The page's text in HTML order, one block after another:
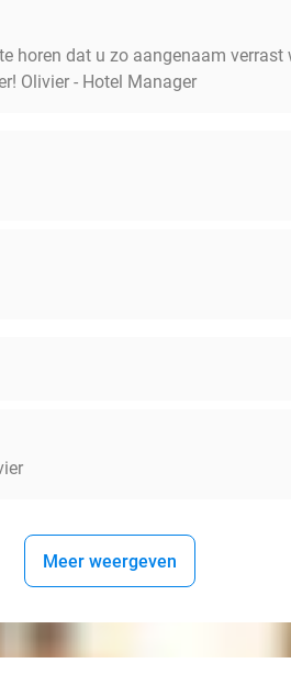
horen dat u zo aangenaam
Olivier - Hotel Manager
Meer weergeven